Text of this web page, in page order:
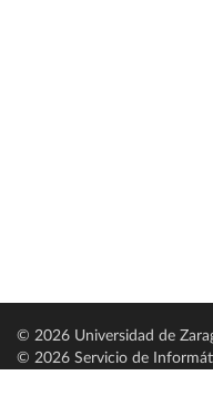
© 2026 Universidad de
© 2026 Servicio de